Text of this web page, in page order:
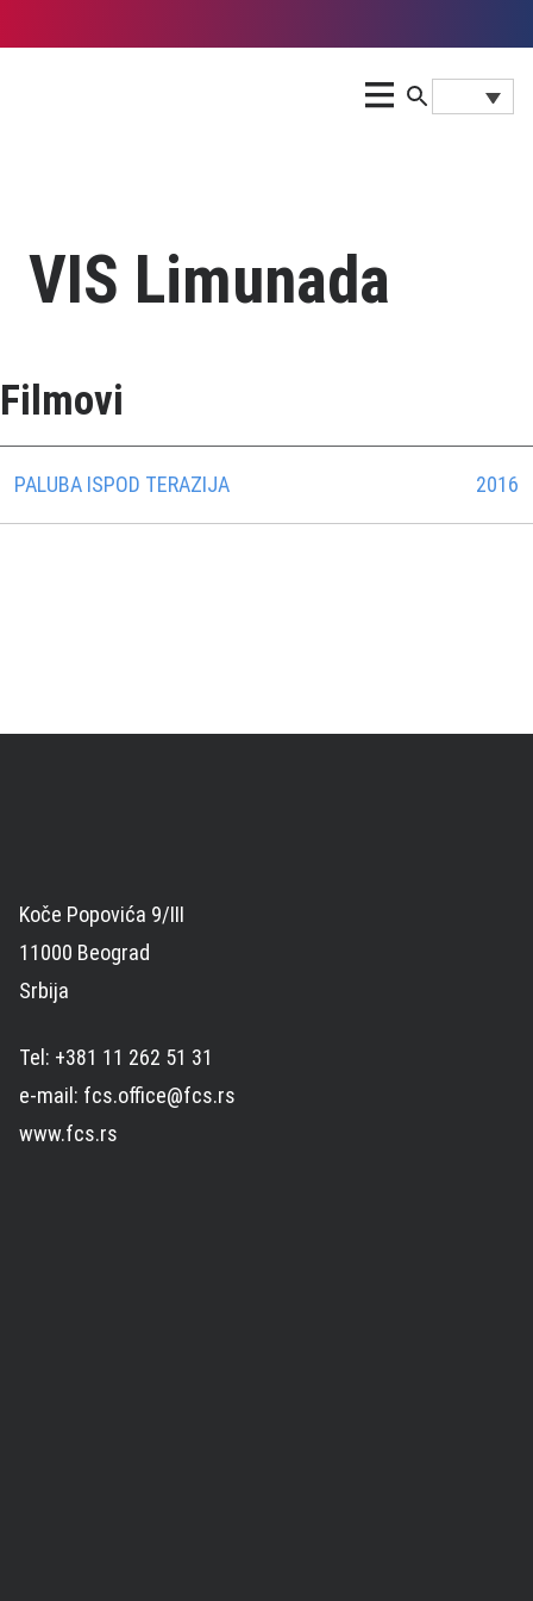
VIS Limunada
Filmovi
PALUBA ISPOD TERAZIJA 2016
Koče Popovića 9/III
11000 Beograd
Srbija
Tel: +381 11 262 51 31
e-mail: fcs.office@fcs.rs
www.fcs.rs